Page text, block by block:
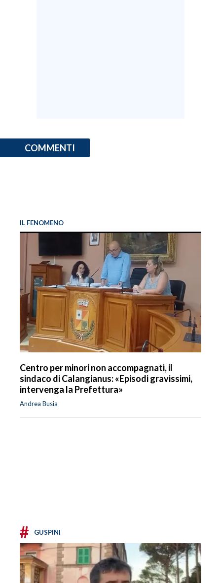
COMMENTI
IL FENOMENO
Centro per minori non accompagnati, il
sindaco di Calangianus: «Episodi gravissimi,
intervenga la Prefettura»
Andrea Busia
# GUSPINI